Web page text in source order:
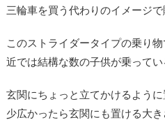
三輪車を買う代わりのイメージで
このストライダータイプの乗り
近では結構な数の子供が乗って
玄関にちょっと立てかけるよう
少広かったら玄関にも置ける大